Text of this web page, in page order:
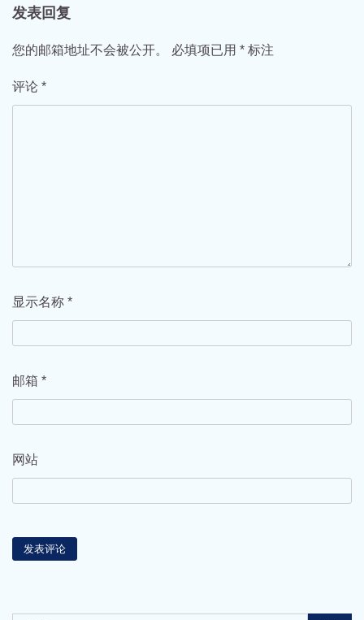
航
发表回复
您的邮箱地址不会被公开。 必填项已用 * 标注
评论 *
显示名称 *
邮箱 *
网站